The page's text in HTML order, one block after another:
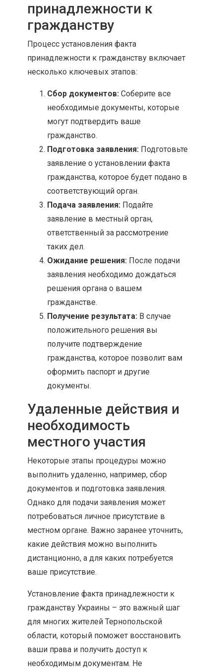
принадлежности к
гражданству
Процесс установления факта
принадлежности к гражданству включает
несколько ключевых этапов:
Сбор документов: Соберите все
необходимые документы, которые
могут подтвердить ваше
гражданство.
Подготовка заявления: Подготовьте
заявление о установлении факта
гражданства, которое будет подано в
соответствующий орган.
Подача заявления: Подайте
заявление в местный орган,
ответственный за рассмотрение
таких дел.
Ожидание решения: После подачи
заявления необходимо дождаться
решения органа о вашем
гражданстве.
Получение результата: В случае
положительного решения вы
получите подтверждение
гражданства, которое позволит вам
оформить паспорт и другие
документы.
Удаленные действия и
необходимость
местного участия
Некоторые этапы процедуры можно
выполнить удаленно, например, сбор
документов и подготовка заявления.
Однако для подачи заявления может
потребоваться личное присутствие в
местном органе. Важно заранее уточнить,
какие действия можно выполнить
дистанционно, а для каких потребуется
ваше присутствие.
Установление факта принадлежности к
гражданству Украины – это важный шаг
для многих жителей Тернопольской
области, который поможет восстановить
ваши права и получить доступ к
необходимым документам. Не